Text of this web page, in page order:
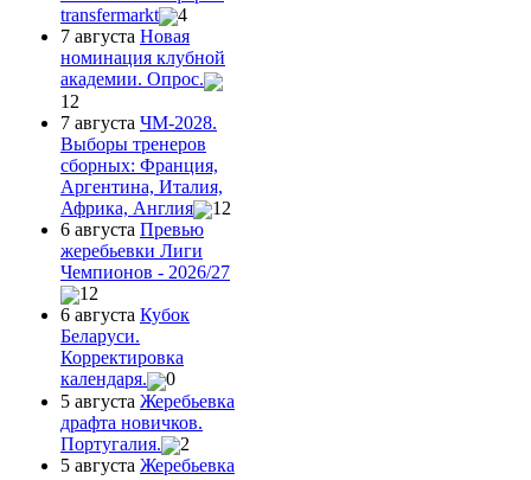
transfermarkt
4
7 августа Новая
номинация клубной
академии. Опрос.
12
7 августа ЧМ-2028.
Выборы тренеров
сборных: Франция,
Аргентина, Италия,
Африка, Англия
12
6 августа Превью
жеребьевки Лиги
Чемпионов - 2026/27
12
6 августа Кубок
Беларуси.
Корректировка
календаря.
0
5 августа Жеребьевка
драфта новичков.
Португалия.
2
5 августа Жеребьевка